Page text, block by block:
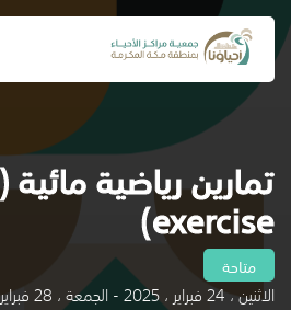
exercise)
متاحة
الاثنين ، 24 فبراير ، 2025 - الجمعة ، 28 فبراير ، 2025